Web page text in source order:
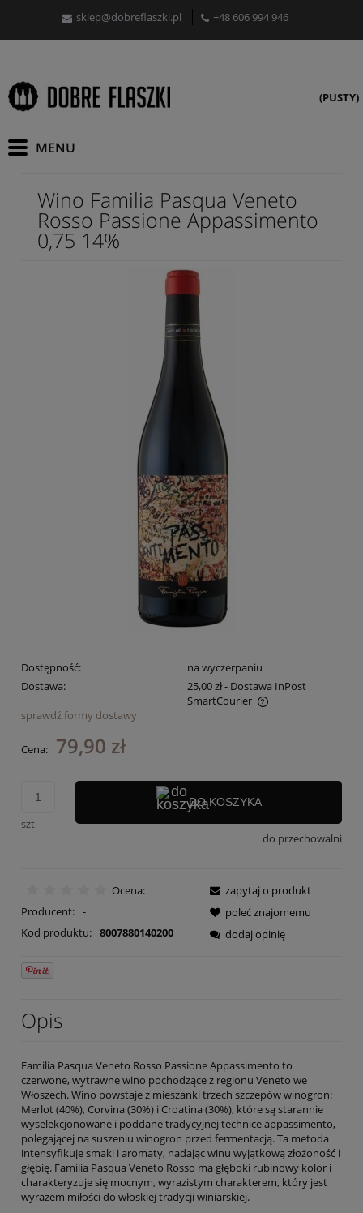
sklep@dobreflaszki.pl +48 606 994 946
(PUSTY)
Wino Familia Pasqua Veneto
Rosso Passione Appassimento
0,75 14%
Dostępność:
na wyczerpaniu
Dostawa:
25,00 zł- Dostawa InPost
SmartCourier
Cena nie zawiera ewentualnych kosztów płatności
sprawdź formy dostawy
Cena: 79,90 zł
szt
DO KOSZYKA
do przechowalni
Ocena:
Producent: -
Kod produktu: 8007880140200
zapytaj o produkt
poleć znajomemu
dodaj opinię
Opis
Familia Pasqua Veneto Rosso Passione Appassimento to
czerwone, wytrawne wino pochodzące z regionu Veneto we
Włoszech. Wino powstaje z mieszanki trzech szczepów winogron:
Merlot (40%), Corvina (30%) i Croatina (30%), które są starannie
wyselekcjonowane i poddane tradycyjnej technice appassimento,
polegającej na suszeniu winogron przed fermentacją. Ta metoda
intensyfikuje smaki i aromaty, nadając winu wyjątkową złożoność i
głębię. Familia Pasqua Veneto Rosso ma głęboki rubinowy kolor i
charakteryzuje się mocnym, wyrazistym charakterem, który jest
wyrazem miłości do włoskiej tradycji winiarskiej.